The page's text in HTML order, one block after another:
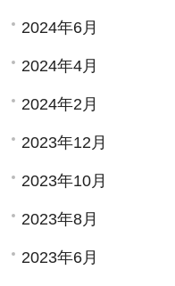
2024年6月
2024年4月
2024年2月
2023年12月
2023年10月
2023年8月
2023年6月